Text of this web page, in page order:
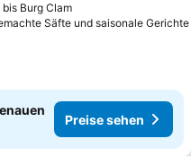
bis Burg Clam
Säfte und saisonale Gerichte
Preise sehen